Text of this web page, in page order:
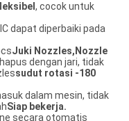
, cocok untuk
dapat diperbaiki pada
Juki Nozzles, Nozzle
dengan jari, tidak
sudut rotasi -180
dalam mesin, tidak
Siap bekerja.
secara otomatis